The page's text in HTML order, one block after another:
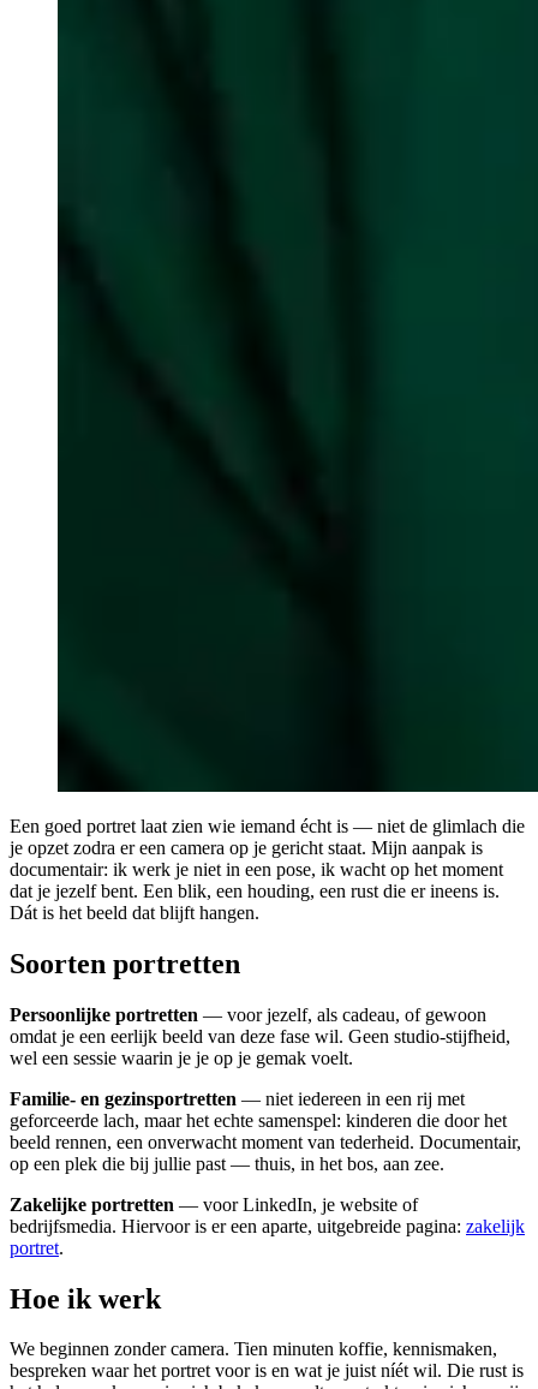
Een goed portret laat zien wie iemand écht is — niet de glimlach die
je opzet zodra er een camera op je gericht staat. Mijn aanpak is
documentair: ik werk je niet in een pose, ik wacht op het moment
dat je jezelf bent. Een blik, een houding, een rust die er ineens is.
Dát is het beeld dat blijft hangen.
Soorten portretten
Persoonlijke portretten — voor jezelf, als cadeau, of gewoon
omdat je een eerlijk beeld van deze fase wil. Geen studio-stijfheid,
wel een sessie waarin je je op je gemak voelt.
Familie- en gezinsportretten — niet iedereen in een rij met
geforceerde lach, maar het echte samenspel: kinderen die door het
beeld rennen, een onverwacht moment van tederheid. Documentair,
op een plek die bij jullie past — thuis, in het bos, aan zee.
Zakelijke portretten — voor LinkedIn, je website of
bedrijfsmedia. Hiervoor is er een aparte, uitgebreide pagina: zakelijk
portret.
Hoe ik werk
We beginnen zonder camera. Tien minuten koffie, kennismaken,
bespreken waar het portret voor is en wat je juist níét wil. Die rust is